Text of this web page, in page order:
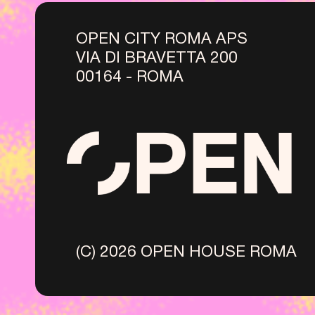
OPEN CITY ROMA APS
VIA DI BRAVETTA 200
00164 - ROMA
(C) 2026 OPEN HOUSE ROMA